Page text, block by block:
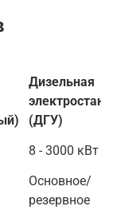
Дизельная
(ДГУ)
8 - 3000 кВт
Основное/
резервное